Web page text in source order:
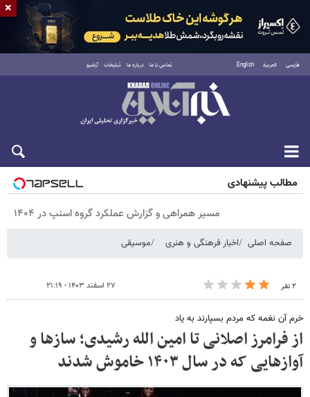
فارسی العربية English تماس با ما درباره ما تبلیغات آرشیو
پنجشنبه ۱۵ مرداد ۱۴۰۵
مطالب پیشنهادی
مسیر همراهی و گزارش عملکرد گروه اسنپ در ۱۴۰۴
صفحه اصلی اخبار فرهنگی و هنری موسیقی
۲ نفر ۲۷ اسفند ۱۴۰۳ - ۲۱:۱۹
خرم آن نغمه که مردم بسپارند به یاد
از فرامرز اصلانی تا امین الله رشیدی؛ سازها و
آوازهایی که در سال ۱۴۰۳ خاموش شدند
×